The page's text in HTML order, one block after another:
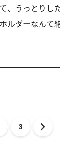
、うっとりし
ルダーなんて
3